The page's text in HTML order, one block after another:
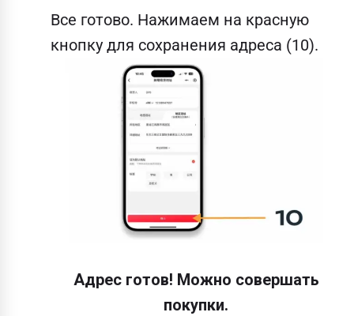
Все готово. Нажимаем на красную
кнопку для сохранения адреса (10).
Адрес готов! Можно совершать
покупки.